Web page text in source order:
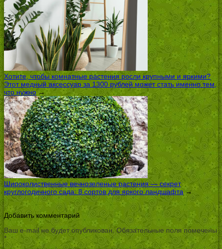
Хотите, чтобы комнатные растения росли крупными и яркими?
Этот медный аксессуар за 1300 рублей может стать именно тем,
что нужно→
Широколиственные вечнозеленые растения — секрет
круглогодичного сада: 8 сортов для яркого ландшафта→
Добавить комментарий
Ваш e-mail не будет опубликован.Обязательные поля помечены
*